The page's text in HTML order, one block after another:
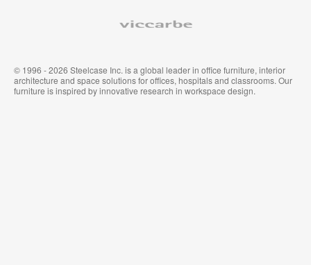
家
具
ー
ル
カ
© 1996 - 2026 Steelcase Inc. is a global leader in office furniture, interior
architecture and space solutions for offices, hospitals and classrooms. Our
furniture is inspired by innovative research in workspace design.